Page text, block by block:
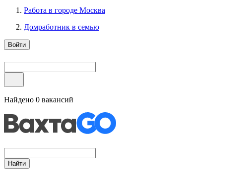
Работа в городе Москва
Домработник в семью
Войти
Найдено 0 вакансий
Найти